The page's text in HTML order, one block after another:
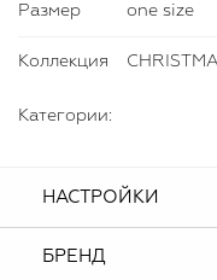
Размер one size
Коллекция
Категории:
НАСТРОЙКИ
БРЕНД